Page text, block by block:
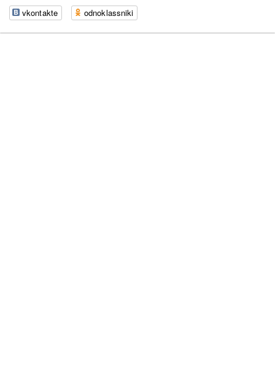
vkontakte
odnoklassniki